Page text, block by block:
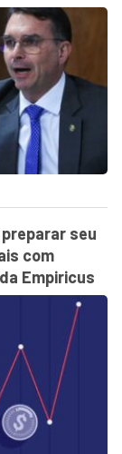
seu
com
Empiricus